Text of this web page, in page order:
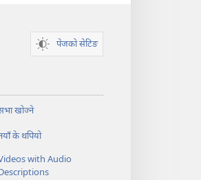
पेजको सेटिङ
खोज्ने
के थपियो
with Audio